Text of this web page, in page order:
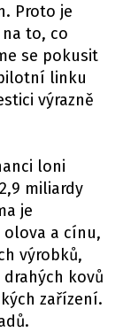
Proto je
to, co
se pokusit
linku
výrazně
loni
miliardy
je
olova a cínu,
výrobků,
kovů
zařízení.